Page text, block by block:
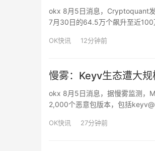
okx 8月5日消息，Cryptoquant
7月30日的64.5万个飙升至近100
OK快讯 12分钟前
慢雾：Keyv生态遭大
okx 8月5日消息，据慢雾监测，
2,000个恶意包版本，包括
OK快讯 27分钟前